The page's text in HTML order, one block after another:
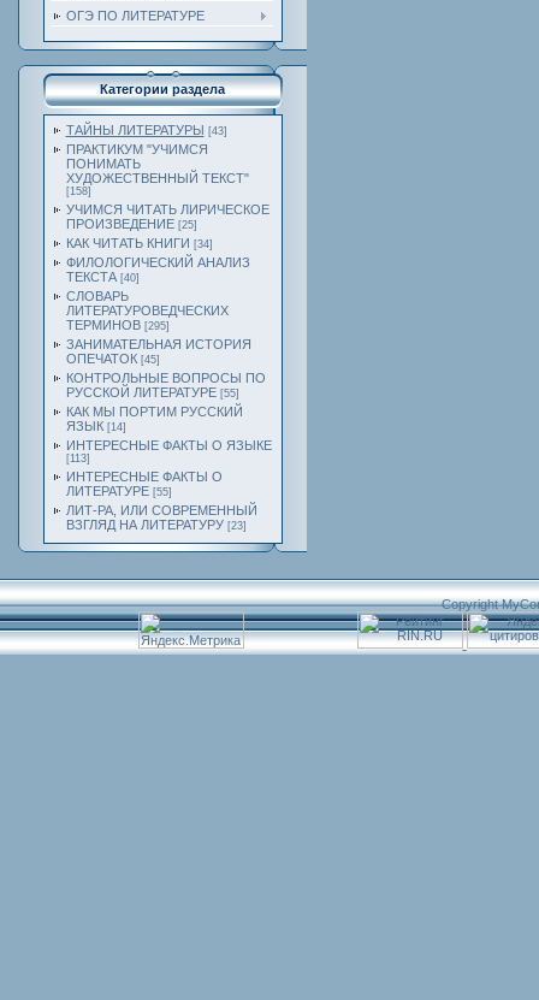
ОГЭ ПО ЛИТЕРАТУРЕ
Категории раздела
ТАЙНЫ ЛИТЕРАТУРЫ [43]
ПРАКТИКУМ "УЧИМСЯ
ПОНИМАТЬ
ХУДОЖЕСТВЕННЫЙ ТЕКСТ"
[158]
УЧИМСЯ ЧИТАТЬ ЛИРИЧЕСКОЕ
ПРОИЗВЕДЕНИЕ [25]
КАК ЧИТАТЬ КНИГИ [34]
ФИЛОЛОГИЧЕСКИЙ АНАЛИЗ
ТЕКСТА [40]
СЛОВАРЬ
ЛИТЕРАТУРОВЕДЧЕСКИХ
ТЕРМИНОВ [295]
ЗАНИМАТЕЛЬНАЯ ИСТОРИЯ
ОПЕЧАТОК [45]
КОНТРОЛЬНЫЕ ВОПРОСЫ ПО
РУССКОЙ ЛИТЕРАТУРЕ [55]
КАК МЫ ПОРТИМ РУССКИЙ
ЯЗЫК [14]
ИНТЕРЕСНЫЕ ФАКТЫ О ЯЗЫКЕ
[113]
ИНТЕРЕСНЫЕ ФАКТЫ О
ЛИТЕРАТУРЕ [55]
ЛИТ-РА, ИЛИ СОВРЕМЕННЫЙ
ВЗГЛЯД НА ЛИТЕРАТУРУ [23]
Copyright